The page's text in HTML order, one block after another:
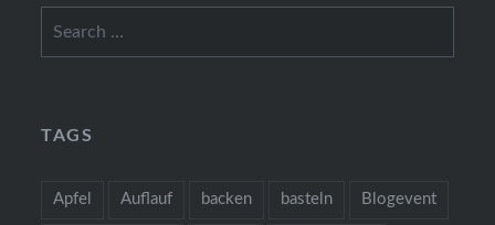
TAGS
Apfel Auflauf backen basteln Blogevent